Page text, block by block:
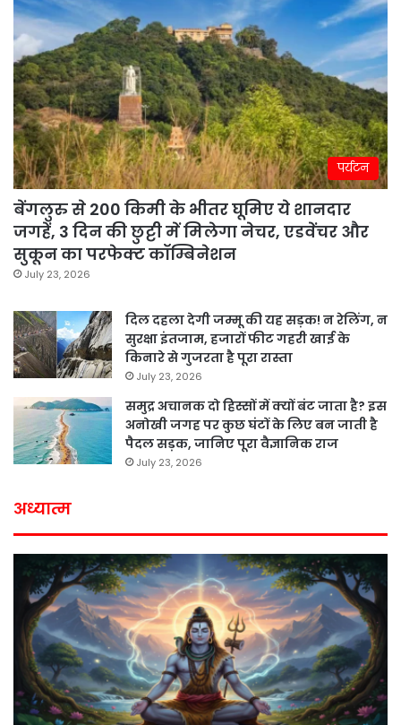
पर्यटन
बेंगलुरु से 200 किमी के भीतर घूमिए ये शानदार
जगहें, 3 दिन की छुट्टी में मिलेगा नेचर, एडवेंचर और
सुकून का परफेक्ट कॉम्बिनेशन
July 23, 2026
दिल दहला देगी जम्मू की यह सड़क! न रेलिंग, न
सुरक्षा इंतजाम, हजारों फीट गहरी खाई के
किनारे से गुजरता है पूरा रास्ता
July 23, 2026
समुद्र अचानक दो हिस्सों में क्यों बंट जाता है? इस
अनोखी जगह पर कुछ घंटों के लिए बन जाती है
पैदल सड़क, जानिए पूरा वैज्ञानिक राज
July 23, 2026
अध्यात्म